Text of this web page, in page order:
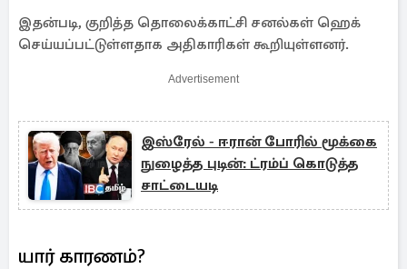
இதன்படி, குறித்த தொலைக்காட்சி சனல்கள் ஹெக்
செய்யப்பட்டுள்ளதாக அதிகாரிகள் கூறியுள்ளனர்.
Advertisement
இஸ்ரேல் - ஈரான் போரில் மூக்கை
நுழைத்த புடின்: ட்ரம்ப் கொடுத்த
சாட்டையடி
யார் காரணம்?